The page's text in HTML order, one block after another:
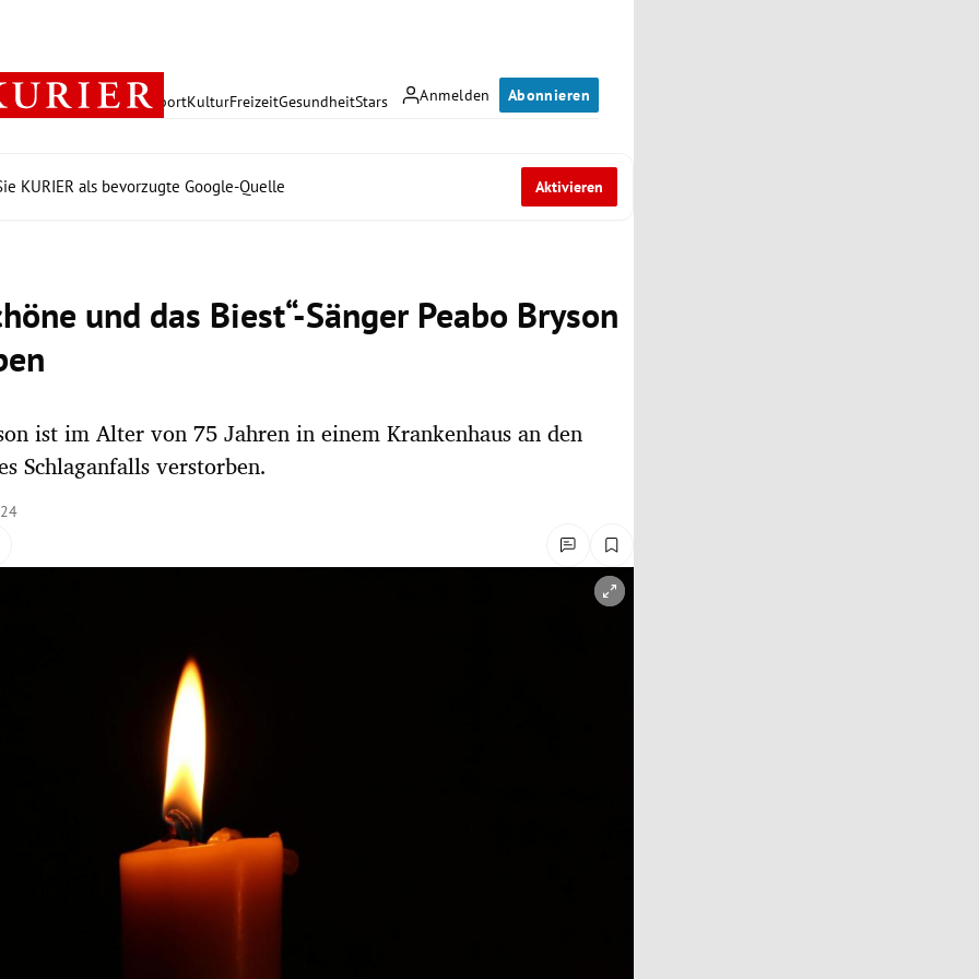
Anmelden Abonnieren
PolitikWirtschaft SportKulturFreizeitGesundheitStars
KURIER als bevorzugte Google-Quelle Aktivieren
und das Biest“-Sänger Peabo Bryson
ist im Alter von 75 Jahren in einem Krankenhaus an den
Schlaganfalls verstorben.
öffnen/schließen